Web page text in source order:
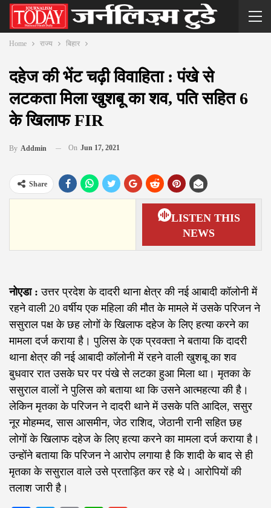
Home राज्य बिहार
दहेज की भेंट चढ़ी विवाहिता : पंखे से
लटकता मिला खुशबू का शव, पति सहित 6
के खिलाफ FIR
By Addmin On Jun 17, 2021
Share
LISTEN THIS
NEWS
नोएडा :उत्तर प्रदेश के दादरी थाना क्षेत्र की नई आबादी कॉलोनी में
रहने वाली 20 वर्षीय एक महिला की मौत के मामले में उसके परिजन ने
ससुराल पक्ष के छह लोगों के खिलाफ दहेज के लिए हत्या करने का
मामला दर्ज कराया है। पुलिस के एक प्रवक्ता ने बताया कि दादरी
थाना क्षेत्र की नई आबादी कॉलोनी में रहने वाली खुशबू का शव
बुधवार रात उसके घर पर पंखे से लटका हुआ मिला था। मृतका के
ससुराल वालों ने पुलिस को बताया था कि उसने आत्महत्या की है।
लेकिन मृतका के परिजन ने दादरी थाने में उसके पति आदिल, ससुर
नूर मोहम्मद, सास आसमीन, जेठ राशिद, जेठानी रानी सहित छह
लोगों के खिलाफ दहेज के लिए हत्या करने का मामला दर्ज कराया है।
उन्होंने बताया कि परिजन ने आरोप लगाया है कि शादी के बाद से ही
मृतका के ससुराल वाले उसे प्रताड़ित कर रहे थे। आरोपियों की
तलाश जारी है।